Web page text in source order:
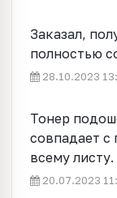
Заказал,
полностью
28.10.2023
Тонер
совпадает с
всему листу.
20.07.2023